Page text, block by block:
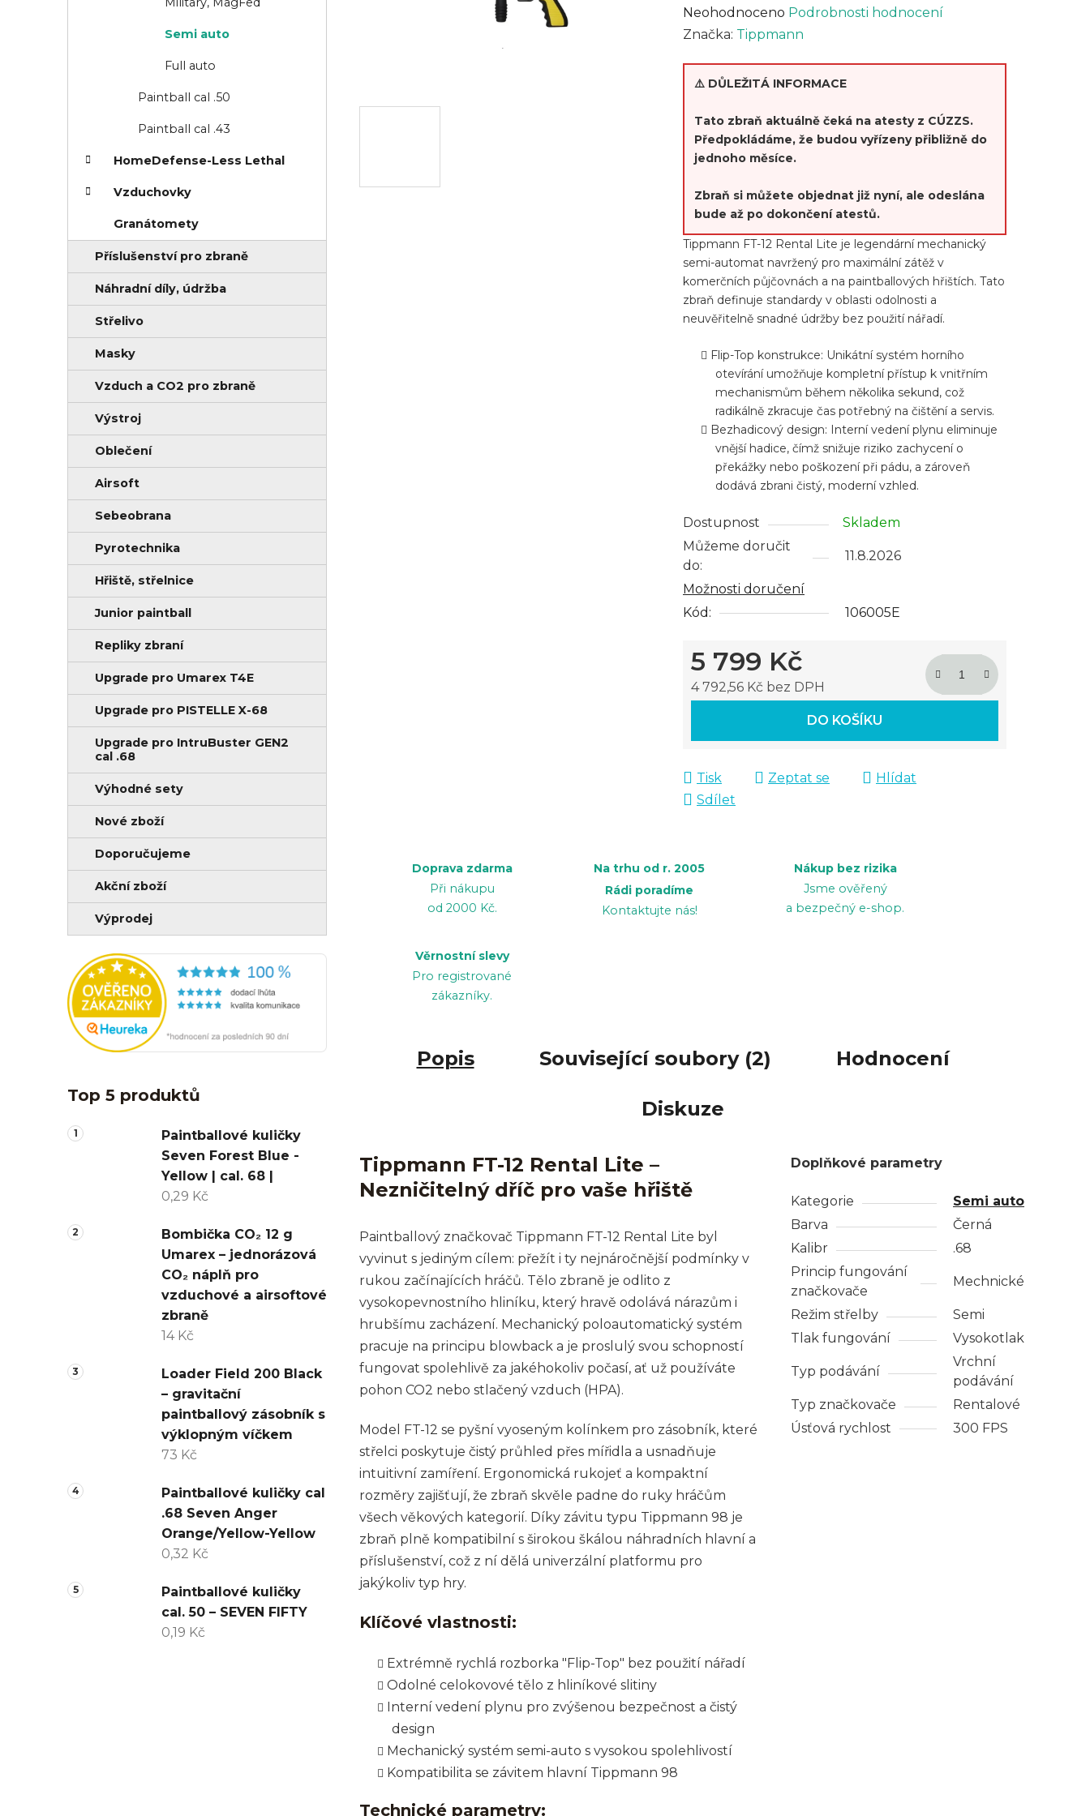
Semi auto
Full auto
Paintball cal .50
Paintball cal .43
HomeDefense-Less Lethal
Vzduchovky
Granátomety
Příslušenství pro zbraně
Náhradní díly, údržba
Střelivo
Masky
Vzduch a CO2 pro zbraně
Výstroj
Oblečení
Airsoft
Sebeobrana
Pyrotechnika
Hřiště, střelnice
Junior paintball
Repliky zbraní
Upgrade pro Umarex T4E
Upgrade pro PISTELLE X-68
Upgrade pro IntruBuster GEN2
cal .68
Výhodné sety
Nové zboží
Doporučujeme
Akční zboží
Výprodej
Top 5 produktů
Paintballové kuličky
Seven Forest Blue -
Yellow | cal. 68 |
0,29 Kč
Bombička CO₂ 12 g
Umarex – jednorázová
CO₂ náplň pro
vzduchové a airsoftové
zbraně
14 Kč
Loader Field 200 Black
– gravitační
paintballový zásobník s
výklopným víčkem
73 Kč
Paintballové kuličky cal
.68 Seven Anger
Orange/Yellow-Yellow
0,32 Kč
Paintballové kuličky
cal. 50 – SEVEN FIFTY
0,19 Kč
Průměrné
hodnocení
hvězdiček.
Neohodnoceno Podrobnosti hodnocení
Značka: Tippmann
⚠️ DŮLEŽITÁ INFORMACE
Tato zbraň aktuálně čeká na atesty z CÚZZS.
Předpokládáme, že budou vyřízeny přibližně do
jednoho měsíce.
Zbraň si můžete objednat již nyní, ale odeslána
bude až po dokončení atestů.
Tippmann FT-12 Rental Lite je legendární mechanický
semi-automat navržený pro maximální zátěž v
komerčních půjčovnách a na paintballových hřištích. Tato
zbraň definuje standardy v oblasti odolnosti a
neuvěřitelně snadné údržby bez použití nářadí.
Flip-Top konstrukce: Unikátní systém horního
otevírání umožňuje kompletní přístup k vnitřním
mechanismům během několika sekund, což
radikálně zkracuje čas potřebný na čištění a servis.
Bezhadicový design: Interní vedení plynu eliminuje
vnější hadice, čímž snižuje riziko zachycení o
překážky nebo poškození při pádu, a zároveň
dodává zbrani čistý, moderní vzhled.
Dostupnost
Skladem
Můžeme doručit
do:
11.8.2026
Možnosti doručení
Kód:
106005E
5 799 Kč
4 792,56 Kč bez DPH
DO KOŠÍKU
Tisk Zeptat se
Hlídat
Sdílet
Doprava zdarma
Při nákupu
od 2000 Kč.
Na trhu od r. 2005
Rádi poradíme
Kontaktujte nás!
Nákup bez rizika
Jsme ověřený
a bezpečný e-shop.
Věrnostní slevy
Pro registrované
zákazníky.
Popis Související soubory (2) Hodnocení
Diskuze
Tippmann FT-12 Rental Lite –
Nezničitelný dříč pro vaše hřiště
Paintballový značkovač Tippmann FT-12 Rental Lite byl
vyvinut s jediným cílem: přežít i ty nejnáročnější podmínky v
rukou začínajících hráčů. Tělo zbraně je odlito z
vysokopevnostního hliníku, který hravě odolává nárazům i
hrubšímu zacházení. Mechanický poloautomatický systém
pracuje na principu blowback a je proslulý svou schopností
fungovat spolehlivě za jakéhokoliv počasí, ať už používáte
pohon CO2 nebo stlačený vzduch (HPA).
Model FT-12 se pyšní vyoseným kolínkem pro zásobník, které
střelci poskytuje čistý průhled přes mířidla a usnadňuje
intuitivní zamíření. Ergonomická rukojeť a kompaktní
rozměry zajišťují, že zbraň skvěle padne do ruky hráčům
všech věkových kategorií. Díky závitu typu Tippmann 98 je
zbraň plně kompatibilní s širokou škálou náhradních hlavní a
příslušenství, což z ní dělá univerzální platformu pro
jakýkoliv typ hry.
Klíčové vlastnosti:
Extrémně rychlá rozborka "Flip-Top" bez použití nářadí
Odolné celokovové tělo z hliníkové slitiny
Interní vedení plynu pro zvýšenou bezpečnost a čistý
design
Mechanický systém semi-auto s vysokou spolehlivostí
Kompatibilita se závitem hlavní Tippmann 98
Technické parametry:
Doplňkové parametry
Kategorie
Semi auto
Barva
Černá
Kalibr
.68
Princip fungování
značkovače
Mechnické
Režim střelby
Semi
Tlak fungování
Vysokotlak
Typ podávání
Vrchní
podávání
Typ značkovače
Rentalové
Úsťová rychlost
300 FPS